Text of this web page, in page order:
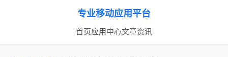
专业移动应用平台
首页应用中心文章资讯